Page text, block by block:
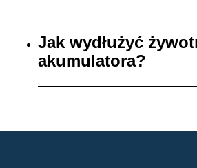
Jak wydłużyć
akumulatora?